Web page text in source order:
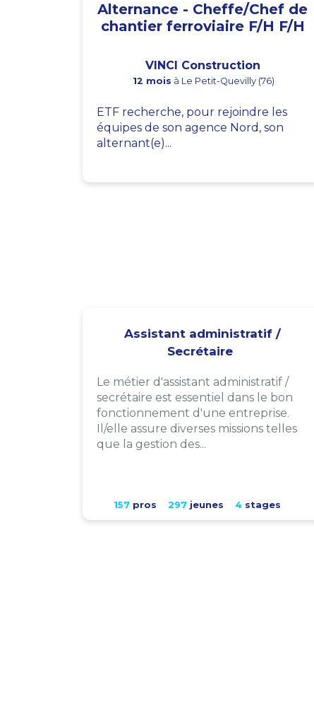
Alternance - Cheffe/Chef de
chantier ferroviaire F/H F/H
VINCI Construction
12 mois à Le Petit-Quevilly (76)
ETF recherche, pour rejoindre les
équipes de son agence Nord, son
alternant(e)...
Assistant administratif /
Secrétaire
Le métier d'assistant administratif /
secrétaire est essentiel dans le bon
fonctionnement d'une entreprise.
Il/elle assure diverses missions telles
que la gestion des...
157pros 297jeunes 4stages